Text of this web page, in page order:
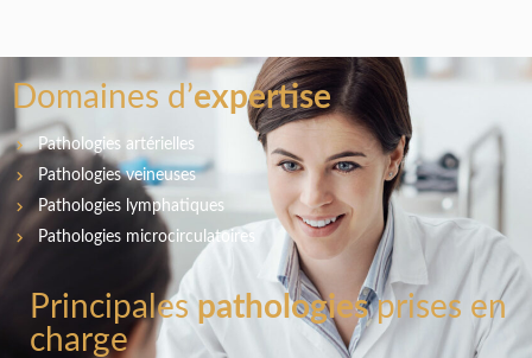
Domaines d’expertise
Pathologies artérielles
Pathologies veineuses
Pathologies lymphatiques
Pathologies microcirculatoires
Principales pathologiesprises en
charge